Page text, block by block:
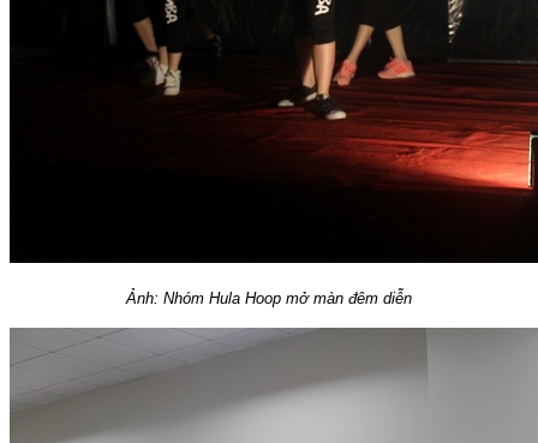
Ảnh: Nhóm Hula Hoop mở màn đêm diễn